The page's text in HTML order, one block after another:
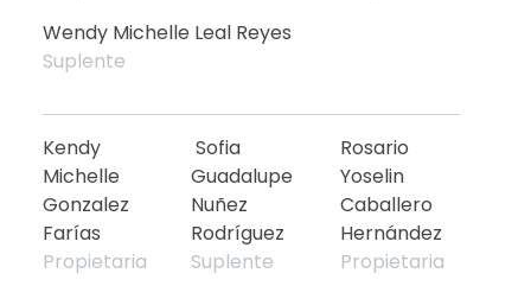
Wendy Michelle Leal Reyes
Suplente
Kendy
Michelle
Gonzalez
Farías
Propietaria
Sofia
Guadalupe
Nuñez
Rodríguez
Suplente
Rosario
Yoselin
Caballero
Hernández
Propietaria